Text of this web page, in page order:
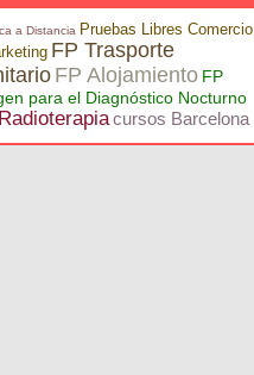
a Distancia Pruebas Libres Comercio
FP Trasporte
FP Alojamiento FP
para el Diagnóstico Nocturno
cursos Barcelona